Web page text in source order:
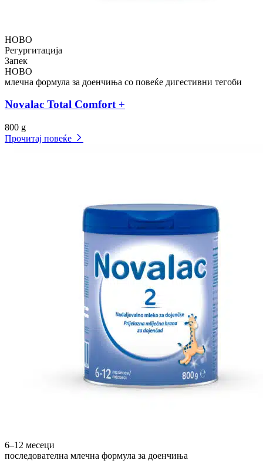
НОВО
Регургитација
Запек
НОВО
млечна формула за доенчиња со повеќе дигестивни тегоби
Novalac Total Comfort +
800 g
Прочитај повеќе
6–12 месеци
последователна млечна формула за доенчиња